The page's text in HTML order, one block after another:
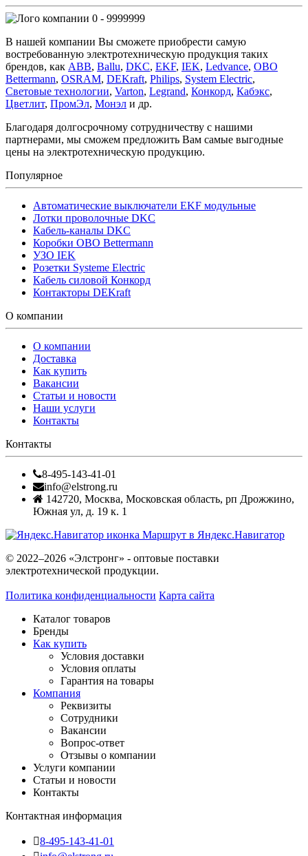
0 - 9999999
В нашей компании Вы сможете приобрести самую
востребованную электротехническую продукция таких
брендов, как ABB, Ballu, DKC, EKF, IEK, Ledvance, OBO
Bettermann, OSRAM, DEKraft, Philips, System Electric,
Световые технологии, Varton, Legrand, Конкорд, Кабэкс,
Цветлит, ПромЭл, Монэл и др.
Благодаря долгосрочному сотрудничеству с нашими
партнерами, мы сможем предложить Вам самые выгодные
цены на электротехническую продукцию.
Популярное
Автоматические выключатели EKF модульные
Лотки проволочные DKC
Кабель-каналы DKC
Коробки OBO Bettermann
УЗО IEK
Розетки Systeme Electric
Кабель силовой Конкорд
Контакторы DEKraft
О компании
О компании
Доставка
Как купить
Вакансии
Статьи и новости
Наши услуги
Контакты
Контакты
8-495-143-41-01
info@elstrong.ru
142720, Москва, Московская область, рп Дрожжино,
Южная ул, д. 19 к. 1
Маршрут в Яндекс.Навигатор
© 2022–2026 «Элстронг» - оптовые поставки
электротехнической продукции.
Политика конфиденциальности Карта сайта
Каталог товаров
Бренды
Как купить
Условия доставки
Условия оплаты
Гарантия на товары
Компания
Реквизиты
Сотрудники
Вакансии
Вопрос-ответ
Отзывы о компании
Услуги компании
Статьи и новости
Контакты
Контактная информация
8-495-143-41-01